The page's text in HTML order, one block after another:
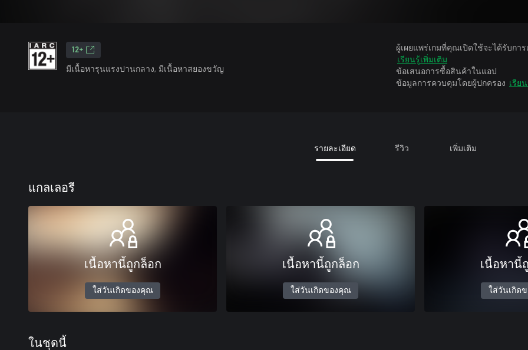
12+
มีเนื้อหารุนแรงปานกลาง, มีเนื้อหาสยองขวัญ
ผู้เผยแพร่เกมที่คุณเปิดใช้จะได้รับก
เรียนรู้เพิ่มเติม
ข้อเสนอการซื้อสินค้าในแอป
ข้อมูลการควบคุมโดยผู้ปกครอง เรีย
รายละเอียด รีวิว เพิ่มเติม
แกลเลอรี
เนื้อหานี้ถูกล็อก
ใส่วันเกิดของคุณ
เนื้อหานี้ถูกล็อก
ใส่วันเกิดของคุณ
เนื้อหานี้
ใส่วันเกิด
ในชุดนี้